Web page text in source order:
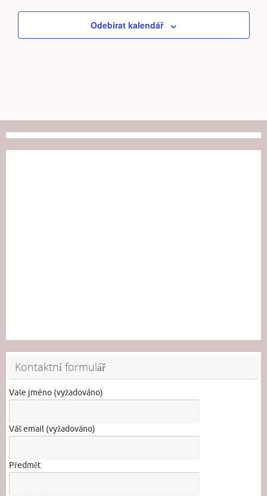
Odebírat kalendář
Kontaktní formulář
Vaše jméno (vyžadováno)
Váš email (vyžadováno)
Předmět